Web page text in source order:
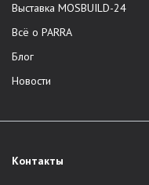
Выставка MOSBUILD-24
Всё о PARRA
Блог
Новости
Контакты